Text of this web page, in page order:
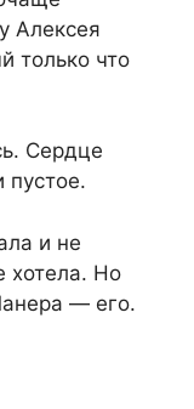
Алексея
только что
Сердце
пустое.
и не
хотела. Но
— его.